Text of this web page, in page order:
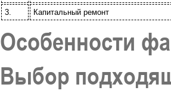
3.
Капитальный ремонт
Особенности
Выбор